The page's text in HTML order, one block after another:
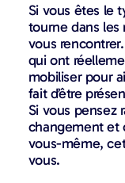
Si vous êtes le
tourne dans les
vous
qui ont
mobiliser pour
fait d’être
Si vous pensez
changement et
vous-même,
vous.